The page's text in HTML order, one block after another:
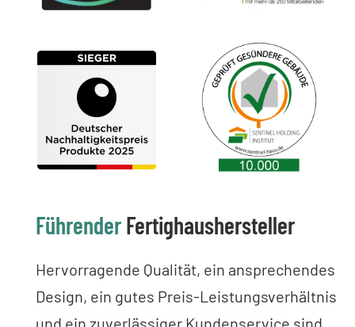
FührenderFertighaushersteller
Hervorragende Qualität, ein ansprechendes
Design, ein gutes Preis-Leistungsverhältnis